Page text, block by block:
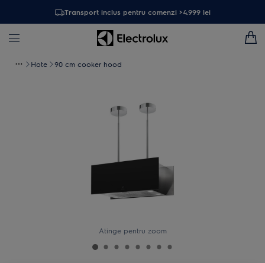
Transport inclus pentru comenzi >4.999 lei
Hote 90 cm cooker hood
Atinge pentru zoom